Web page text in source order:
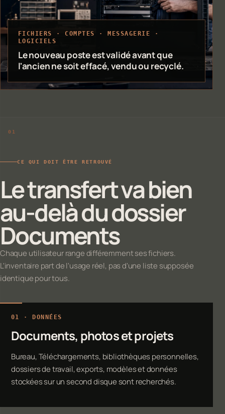
FICHIERS · COMPTES · MESSAGERIE ·
LOGICIELS
Le nouveau poste est validé avant que
l'ancien ne soit effacé, vendu ou recyclé.
CE QUI DOIT ÊTRE RETROUVÉ
Le transfert va bien
au-delà du dossier
Documents
Chaque utilisateur range différemment ses fichiers.
L'inventaire part de l'usage réel, pas d'une liste supposée
identique pour tous.
01 · DONNÉES
Documents, photos et projets
Bureau, Téléchargements, bibliothèques personnelles,
dossiers de travail, exports, modèles et données
stockées sur un second disque sont recherchés.